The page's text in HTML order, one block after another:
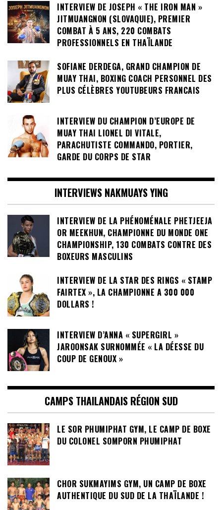
INTERVIEW DE JOSEPH « THE IRON MAN »
JITMUANGNON (SLOVAQUIE), PREMIER
COMBAT À 5 ANS, 220 COMBATS
PROFESSIONNELS EN THAÏLANDE
SOFIANE DERDEGA, GRAND CHAMPION DE
MUAY THAI, BOXING COACH PERSONNEL DES
PLUS CÉLÈBRES YOUTUBEURS FRANCAIS
INTERVIEW DU CHAMPION D’EUROPE DE
MUAY THAI LIONEL DI VITALE,
PARACHUTISTE COMMANDO, PORTIER,
GARDE DU CORPS DE STAR
INTERVIEWS NAKMUAYS YING
INTERVIEW DE LA PHÉNOMÉNALE PHETJEEJA
OR MEEKHUN, CHAMPIONNE DU MONDE ONE
CHAMPIONSHIP, 130 COMBATS CONTRE DES
BOXEURS MASCULINS
INTERVIEW DE LA STAR DES RINGS « STAMP
FAIRTEX », LA CHAMPIONNE A 300 000
DOLLARS !
INTERVIEW D’ANNA « SUPERGIRL »
JAROONSAK SURNOMMÉE « LA DÉESSE DU
COUP DE GENOUX »
CAMPS THAILANDAIS RÉGION SUD
LE SOR PHUMIPHAT GYM, LE CAMP DE BOXE
DU COLONEL SOMPORN PHUMIPHAT
CHOR SUKMAYIMS GYM, UN CAMP DE BOXE
AUTHENTIQUE DU SUD DE LA THAÏLANDE !